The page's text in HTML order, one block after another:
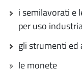
i semilavorati e
per uso
gli strumenti ed
le monete